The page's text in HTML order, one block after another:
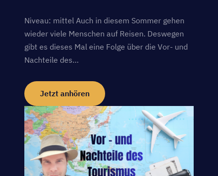
Niveau: mittel Auch in diesem Sommer gehen
wieder viele Menschen auf Reisen. Deswegen
gibt es dieses Mal eine Folge über die Vor- und
Nachteile des…
Jetzt anhören